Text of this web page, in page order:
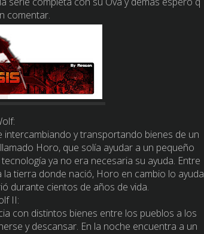
comentar.
y transportando bienes de un
Horo, que solía ayudar a un pequeño
ya no era necesaria su ayuda. Entre
tierra donde nació, Horo en cambio lo ayuda
durante cientos de años de vida.
II:
con distintos bienes entre los pueblos a los
y descansar. En la noche encuentra a un